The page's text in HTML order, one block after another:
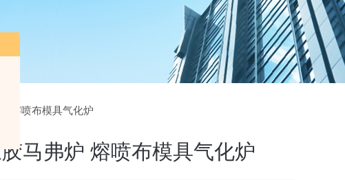
熔喷布模具气化炉
马弗炉 熔喷布模具气化炉